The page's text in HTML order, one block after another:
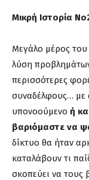
Μικρή Ιστορία
Μεγάλο μέρος του
λύση
περισσότερες
συναδέλφους… με
υπονοούμενο ή
βαριόμαστε να
δίκτυο θα ήταν
καταλάβουν τι
σκοπεύει να τους